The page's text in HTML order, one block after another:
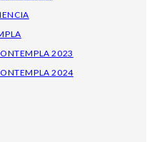
2023
2024